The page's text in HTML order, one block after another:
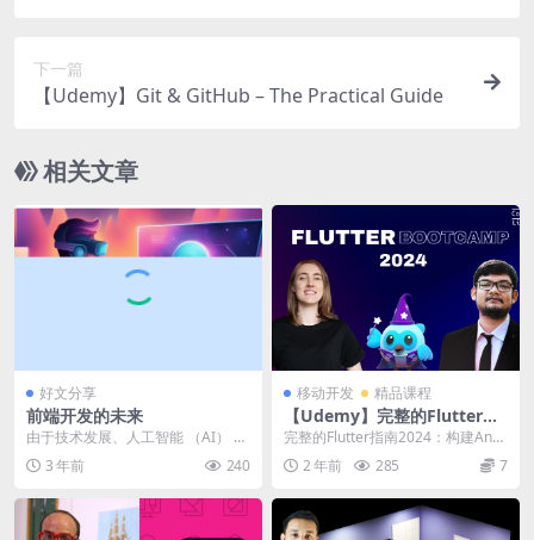
下一篇
【Udemy】Git & GitHub – The Practical Guide
相关文章
好文分享
前端开发的未来
由于技术发展、人工智能 （AI） 以
及无代码/低代码平台的增长，前端
开发环境正在...
3 年前 240
移动开发 精品课程
【Udemy】完整的Flutter指
南2024：构建Android、iOS
完整的Flutter指南2024：构建Andr
oid、iOS和Web应用程序 |...
2 年前 285 7